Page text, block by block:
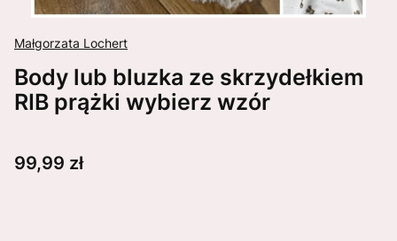
Małgorzata Lochert
Body lub bluzka ze skrzydełkiem
RIB prążki wybierz wzór
Cena
99,99 zł